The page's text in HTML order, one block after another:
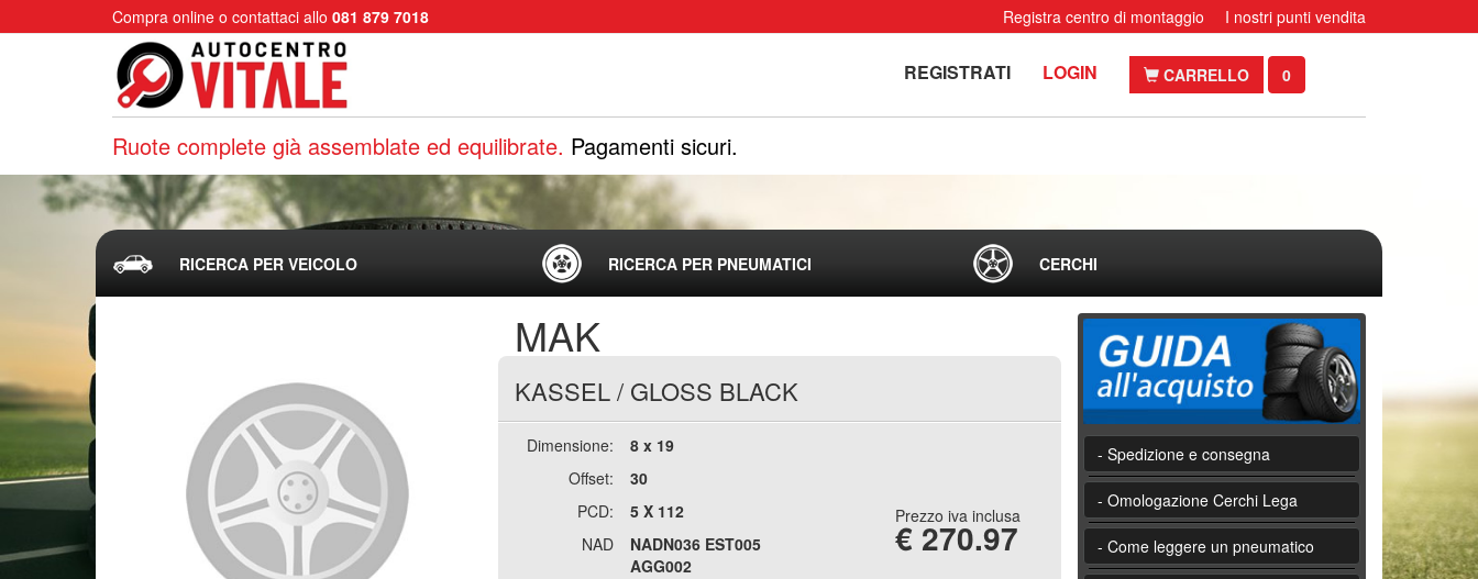
Compra online o contattaci allo 081 879 7018 Registra centro di montaggio I nostri punti vendita
REGISTRATI LOGIN CARRELLO 0
Ruote complete già assemblate ed equilibrate. Pagamenti sicuri.
RICERCA PER VEICOLO RICERCA PER PNEUMATICI CERCHI
MAK
KASSEL/ GLOSS BLACK
Dimensione:
8 x 19
Offset:
30
PCD:
5 X 112
NAD
NADN036 EST005
AGG002
Prezzo iva inclusa
€ 270.97
- Spedizione e consegna
- Omologazione Cerchi Lega
- Come leggere un pneumatico